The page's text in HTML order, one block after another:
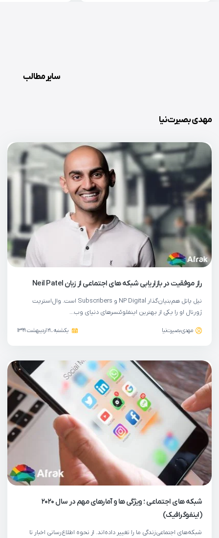
سایر مطالب
مهدی بصیرت‌نیا
راز موفقیت در بازاریابی شبکه های اجتماعی از زبان Neil Patel
نیل پاتل هم‌بنیان‌گذار NP Digital و Subscribers است. وال‌استریت
ژورنال او را یکی از بهترین اینفلوئنسرهای دنیای وب…
مهدی بصیرت‌نیا یکشنبه ، 21 اردیبهشت 1399
شبکه های اجتماعی ؛ ویژگی ها و آمارهای مهم در سال ۲۰۲۰
(اینفوگرافیک)
شبکه‌های اجتماعی زندگی ما را تغییر داده‌اند. از نحوه اطلاع‌رسانی اخبار تا